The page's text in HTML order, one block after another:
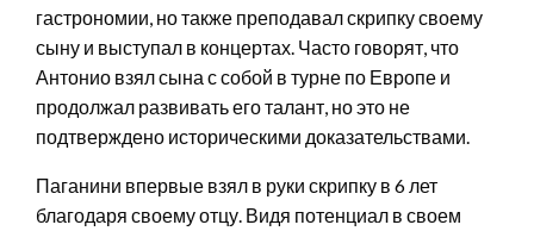
гастрономии, но также преподавал скрипку своему
сыну и выступал в концертах. Часто говорят, что
Антонио взял сына с собой в турне по Европе и
продолжал развивать его талант, но это не
подтверждено историческими доказательствами.
Паганини впервые взял в руки скрипку в 6 лет
благодаря своему отцу. Видя потенциал в своем